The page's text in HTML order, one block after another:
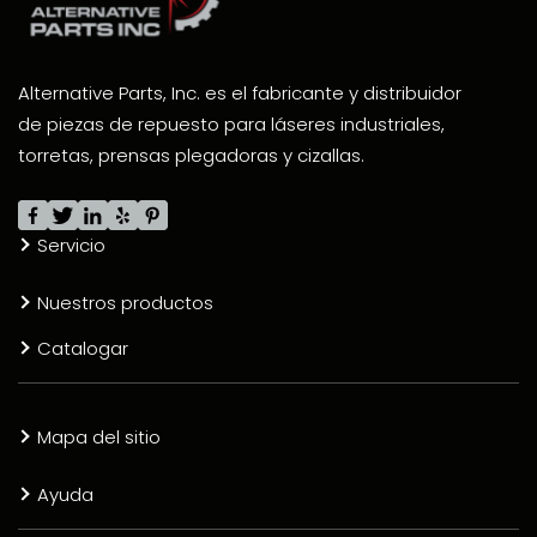
Alternative Parts, Inc. es el fabricante y distribuidor
de piezas de repuesto para láseres industriales,
torretas, prensas plegadoras y cizallas.
Servicio
Nuestros productos
Catalogar
Mapa del sitio
Ayuda